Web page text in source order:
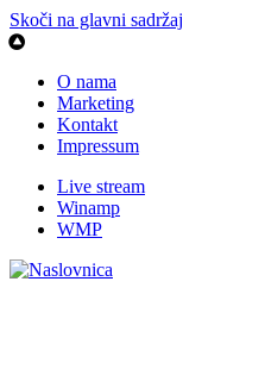
Skoči na glavni sadržaj
O nama
Marketing
Kontakt
Impressum
Live stream
Winamp
WMP